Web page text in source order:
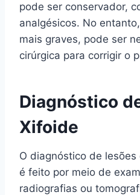
pode ser conservador,
analgésicos. No
mais graves, pode ser
cirúrgica para corrigir o
Diagnóstico
Xifoide
O diagnóstico de
é feito por meio de
radiografias ou